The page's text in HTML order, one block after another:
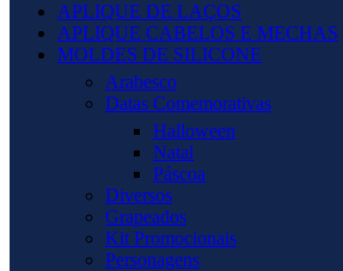
APLIQUE DE LAÇOS
APLIQUE CABELOS E MECHAS
MOLDES DE SILICONE
Arabesco
Datas Comemorativas
Halloween
Natal
Páscoa
Diversos
Grapeados
Kit Promocionais
Personagens